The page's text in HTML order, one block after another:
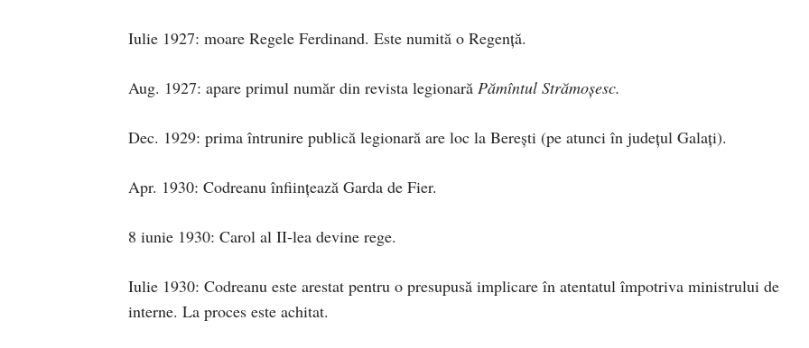
Iulie 1927: moare Regele Ferdinand. Este numită o Regenţă.
Aug. 1927: apare primul număr din revista legionară Pămîntul Strămoşesc.
Dec. 1929: prima întrunire publică legionară are loc la Bereşti (pe atunci în judeţul Galaţi).
Apr. 1930: Codreanu înfiinţează Garda de Fier.
8 iunie 1930: Carol al II-lea devine rege.
Iulie 1930: Codreanu este arestat pentru o presupusă implicare în atentatul împotriva ministrului de
interne. La proces este achitat.